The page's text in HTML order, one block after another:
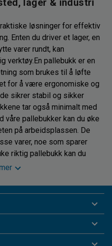
lager & industri
løsninger for effektiv
Enten du driver et lager, en
varer rundt, kan
verktøy.En pallebukk er en
som brukes til å løfte
for å være ergonomiske og
sikrer stabil og sikker
tar også minimalt med
våre pallebukker kan du øke
på arbeidsplassen. De
varer, noe som sparer
riktig pallebukk kan du
på ansatte og varer.
under
en pallebukk for midlertidig
logistikkprosess, kan du
nettbutikk. Vi har lang
og vårt fokus er